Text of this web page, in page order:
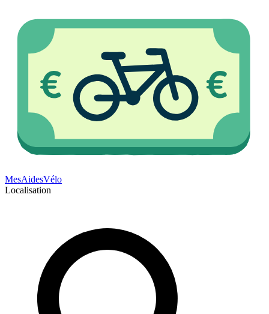
MesAidesVélo
Localisation